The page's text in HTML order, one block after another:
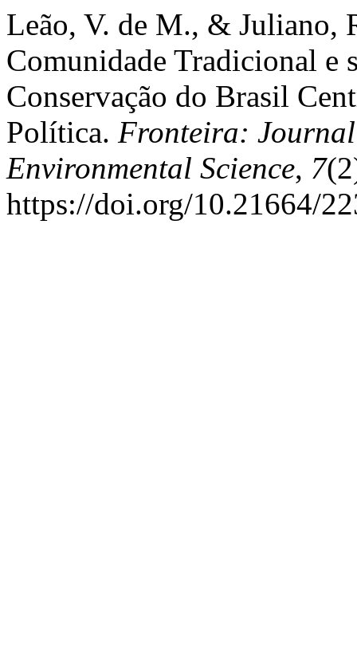
Leão, V. de M., & Juliano,
Comunidade Tradicional e
Conservação do Brasil
Política. Fronteira:
Environmental Science, 7
https://doi.org/10.21664/